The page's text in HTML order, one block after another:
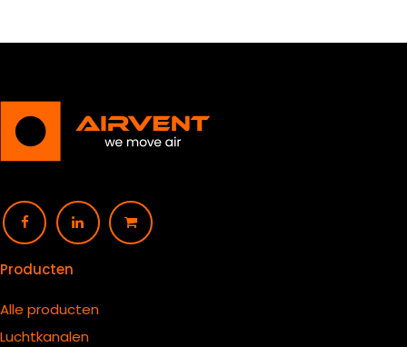
Producten
Alle producten
Luchtkanalen